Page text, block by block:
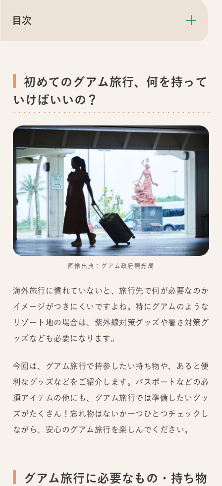
目次
初めてのグアム旅行、何を持って
いけばいいの？
画像出典：グアム政府観光局
海外旅行に慣れていないと、旅行先で何が必要なのか
イメージがつきにくいですよね。特にグアムのような
リゾート地の場合は、紫外線対策グッズや暑さ対策グ
ッズなども必要になります。
今回は、グアム旅行で持参したい持ち物や、あると便
利なグッズなどをご紹介します。パスポートなどの必
須アイテムの他にも、グアム旅行では準備したいグッ
ズがたくさん！忘れ物はないか一つひとつチェックし
ながら、安心のグアム旅行を楽しんでください。
グアム旅行に必要なもの・持ち物